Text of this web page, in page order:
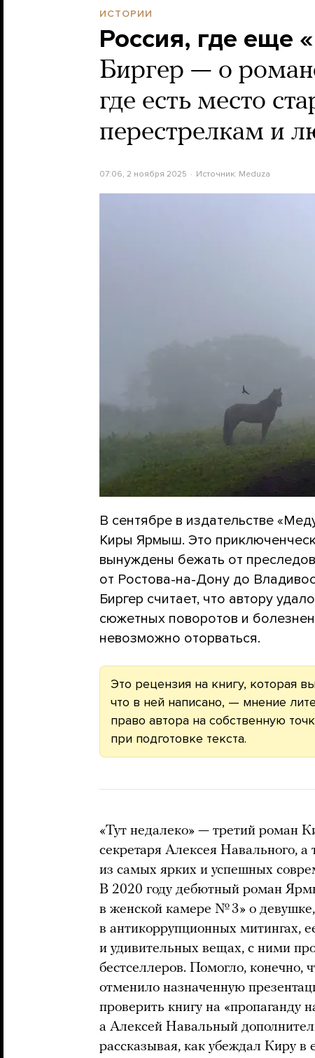
ИСТОРИИ
Россия, где еще
Биргер — о
где есть место
перестрелкам и
07:06, 2 ноября 2025 Источник: Meduza
В сентябре в издательстве
Киры Ярмыш. Это
вынуждены бежать от
от Ростова-на-Дону до
Биргер считает, что автору
сюжетных поворотов и
невозможно оторваться.
Это рецензия на книгу, которая
что в ней написано, — мнение
право автора на собственную
при подготовке текста.
«Тут недалеко» — третий роман
секретаря Алексея Навального,
из самых ярких и успешных
В 2020 году дебютный роман
в женской камере № 3» о девушке,
в антикоррупционных митингах,
и удивительных вещах, с ними
бестселлеров. Помогло, конечно,
отменило назначенную
проверить книгу на «пропаганду
а Алексей Навальный
рассказывая, как убеждал Киру в